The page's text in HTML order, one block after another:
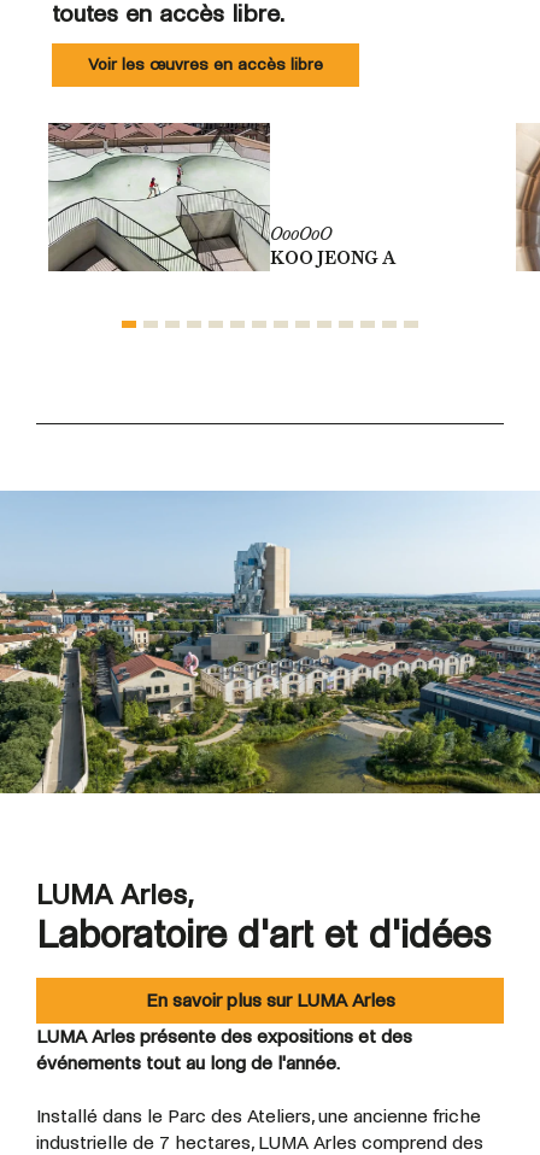
toutes en accès libre.
Voir les œuvres en accès libre
OooOoO
KOO JEONG A
LUMA Arles,
Laboratoire d'art et d'idées
En savoir plus sur LUMA Arles
LUMA Arles présente des expositions et des
événements tout au long de l'année.
Installé dans le Parc des Ateliers, une ancienne friche
industrielle de 7 hectares, LUMA Arles comprend des